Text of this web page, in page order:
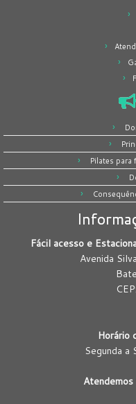
Pilates
Fácil acesso e
Avenida
Horário
Segunda